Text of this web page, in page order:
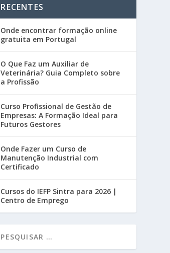
RECENTES
Onde encontrar formação online
gratuita em Portugal
O Que Faz um Auxiliar de
Veterinária? Guia Completo sobre
a Profissão
Curso Profissional de Gestão de
Empresas: A Formação Ideal para
Futuros Gestores
Onde Fazer um Curso de
Manutenção Industrial com
Certificado
Cursos do IEFP Sintra para 2026 |
Centro de Emprego